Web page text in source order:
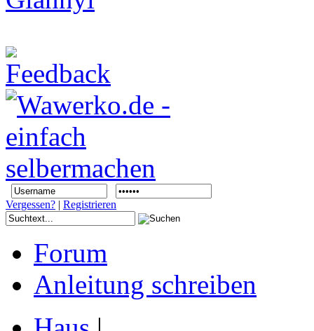
Vergessen? | Registrieren
Forum
Anleitung schreiben